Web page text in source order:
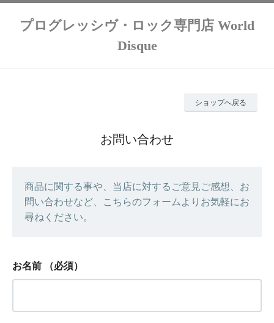
プログレッシヴ・ロック専門店 World
Disque
ショップへ戻る
お問い合わせ
商品に関する事や、当店に対するご意見ご感想、お
問い合わせなど、こちらのフォームよりお気軽にお
尋ねください。
お名前 （必須）